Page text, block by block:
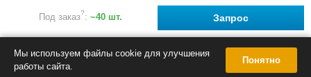
Под заказ?: ~40 шт. Запрос
Мы используем файлы cookie для улучшения
работы сайта.
Понятно